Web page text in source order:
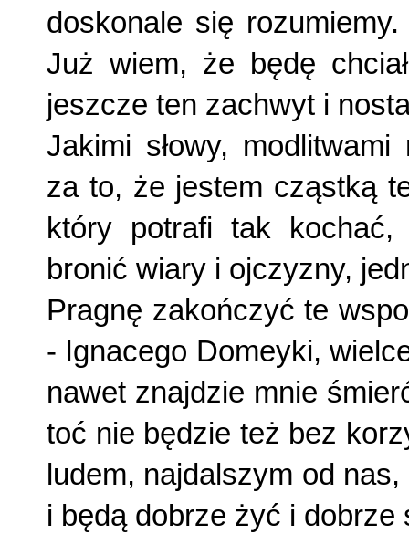
doskonale się
Już wiem, że będę
jeszcze ten zachwyt i
Jakimi słowy,
za to, że je­stem cząstką
który potrafi tak
bronić wia­ry i ojczyzny,
Pragnę zakończyć te
- Ignacego Domeyki,
na­wet znajdzie mnie
toć nie będzie też bez
ludem, najdalszym od
i będą do­brze żyć i